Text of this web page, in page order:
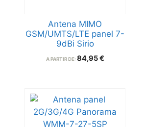
Antena MIMO
GSM/UMTS/LTE panel 7-
9dBi Sirio
A PARTIR DE: 84,95€